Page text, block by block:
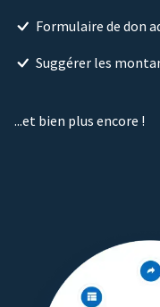
Formulaire de don
Suggérer les
...et bien plus encore !